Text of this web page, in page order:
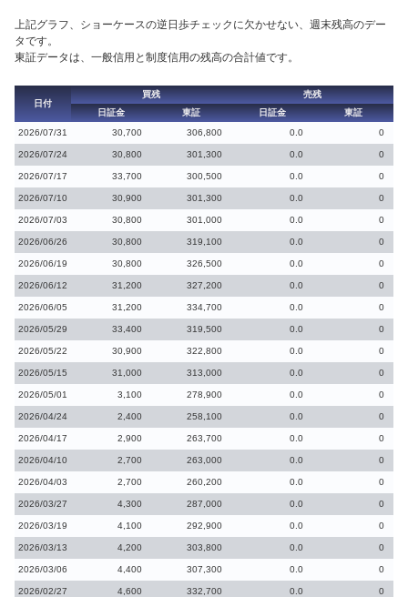
上記グラフ、ショーケースの逆日歩チェックに欠かせない、週末残高のデー
タです。
東証データは、一般信用と制度信用の残高の合計値です。
日付
買残
売残
日証金
東証 日証金
東証
2026/07/31
30,700 306,800 0.0 0
2026/07/24 30,800 301,300 0.0 0
2026/07/17 33,700 300,500 0.0 0
2026/07/10 30,900 301,300 0.0 0
2026/07/03 30,800 301,000 0.0 0
2026/06/26 30,800 319,100 0.0 0
2026/06/19 30,800 326,500 0.0 0
2026/06/12 31,200 327,200 0.0 0
2026/06/05 31,200 334,700 0.0 0
2026/05/29 33,400 319,500 0.0 0
2026/05/22 30,900 322,800 0.0 0
2026/05/15 31,000 313,000 0.0 0
2026/05/01 3,100 278,900 0.0 0
2026/04/24 2,400 258,100 0.0 0
2026/04/17 2,900 263,700 0.0 0
2026/04/10 2,700 263,000 0.0 0
2026/04/03 2,700 260,200 0.0 0
2026/03/27 4,300 287,000 0.0 0
2026/03/19 4,100 292,900 0.0 0
2026/03/13 4,200 303,800 0.0 0
2026/03/06 4,400 307,300 0.0 0
2026/02/27 4,600 332,700 0.0 0